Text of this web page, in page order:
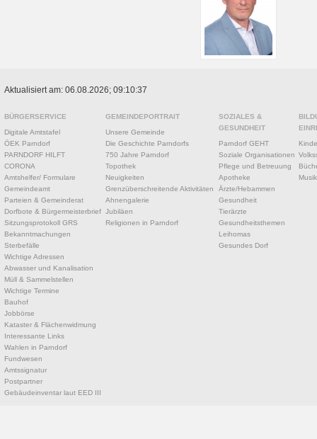
Aktualisiert am: 06.08.2026; 09:10:37
BÜRGERSERVICE
Digitale Amtstafel
ÖEK Parndorf
PARNDORF HILFT
CORONA
Amtshelfer/ Formulare
Gemeindeamt
Parteien & Gemeinderat
Dorfbote & Bürgermeisterbrief
Sitzungsprotokoll GRS
Bekanntmachungen
Sterbefälle
Wichtige Adressen
Abwasser und Kanalisation
Müll & Sammelstellen
Wichtige Termine
Bauhof
Jobbörse
Kataster & Flächenwidmung
Interessante Links
Wahlen in Parndorf
Fundwesen
Amtssignatur
Postpartner
Gebäudeinventar laut EED III
GEMEINDEPORTRAIT
Unsere Gemeinde
Die Geschichte Parndorfs
750 Jahre Parndorf
Topothek
Neuigkeiten
Grenzüberschreitende Aktivitäten
Ahnengalerie
Jubiläen
Religionen in Parndorf
SOZIALES &
GESUNDHEIT
Parndorf GEHT
Soziale Organisationen
Pflege und Betreuung
Apotheke
Ärzte/Hebammen
Gesundheit
Tierärzte
Gesundheitsthemen
Leihomas
Gesundes Dorf